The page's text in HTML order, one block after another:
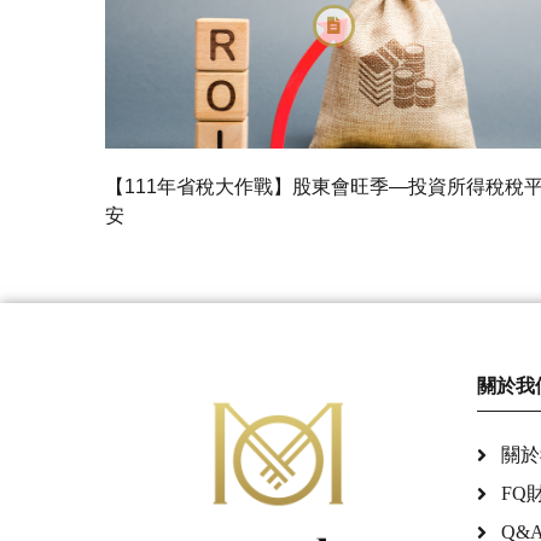
【111年省稅大作戰】股東會旺季—投資所得稅稅
安
關於我
關
FQ